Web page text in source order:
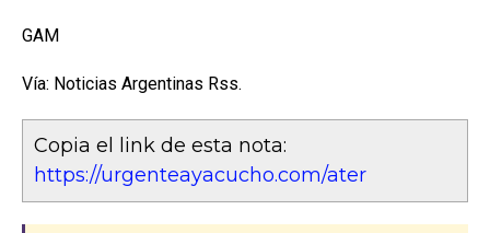
GAM
Vía: Noticias Argentinas Rss.
Copia el link de esta nota:
https://urgenteayacucho.com/ater